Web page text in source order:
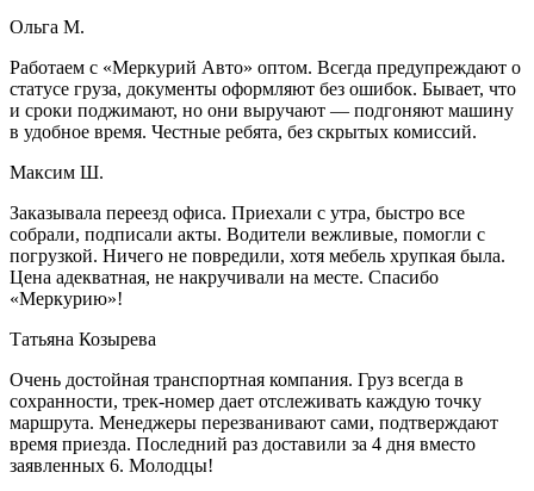
Ольга М.
Работаем с «Меркурий Авто» оптом. Всегда предупреждают о
статусе груза, документы оформляют без ошибок. Бывает, что
и сроки поджимают, но они выручают — подгоняют машину
в удобное время. Честные ребята, без скрытых комиссий.
Максим Ш.
Заказывала переезд офиса. Приехали с утра, быстро все
собрали, подписали акты. Водители вежливые, помогли с
погрузкой. Ничего не повредили, хотя мебель хрупкая была.
Цена адекватная, не накручивали на месте. Спасибо
«Меркурию»!
Татьяна Козырева
Очень достойная транспортная компания. Груз всегда в
сохранности, трек-номер дает отслеживать каждую точку
маршрута. Менеджеры перезванивают сами, подтверждают
время приезда. Последний раз доставили за 4 дня вместо
заявленных 6. Молодцы!